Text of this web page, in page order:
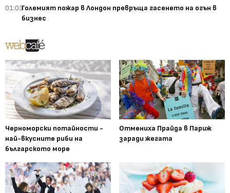
01:03Големият пожар в Лондон превръща гасенето на огън в
бизнес
Черноморски потайности -
най-вкусните риби на
българското море
Отмениха Прайда в Париж
заради жегата